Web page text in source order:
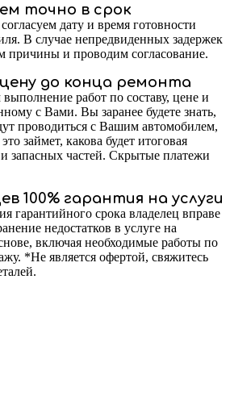
точно в срок
дату и время готовности
В случае непредвиденных задержек
причины и проводим согласование.
до конца ремонта
работ по составу, цене и
с Вами. Вы заранее будете знать,
проводиться с Вашим автомобилем,
займет, какова будет итоговая
и запасных частей. Скрытые платежи
100% гарантия на услуги
гарантийного срока владелец вправе
недостатков в услуге на
включая необходимые работы по
*Не является офертой, свяжитесь